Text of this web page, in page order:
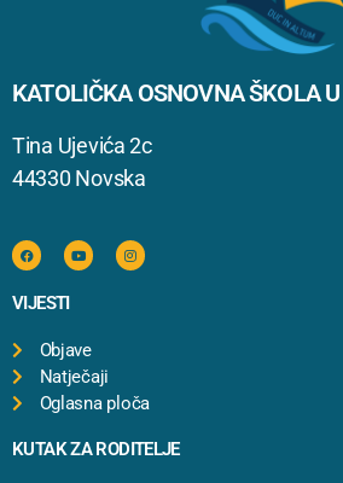
KATOLIČKA OSNOVNA ŠKOLA
Tina Ujevića 2c
44330 Novska
VIJESTI
Objave
Natječaji
Oglasna ploča
KUTAK ZA RODITELJE